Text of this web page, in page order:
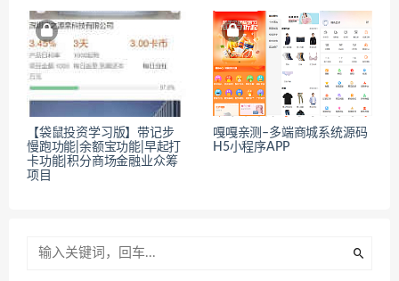
【袋鼠投资学习版】带记步
慢跑功能|余额宝功能|早起打
卡功能|积分商场金融业众筹
项目
嘎嘎亲测–多端商城系统源码
H5小程序APP